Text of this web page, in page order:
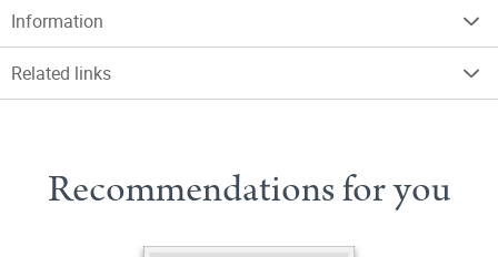
Information
Related links
Recommendations for you